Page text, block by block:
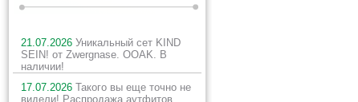
21.07.2026 Уникальный сет KIND
SEIN! от Zwergnase. OOAK. В
наличии!
17.07.2026 Такого вы еще точно не
видели! Распродажа аутфитов